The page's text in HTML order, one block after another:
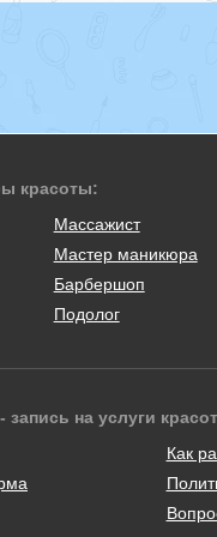
красоты:
Массажист
Мастер маникюра
Барбершоп
Подолог
на услуги
Как